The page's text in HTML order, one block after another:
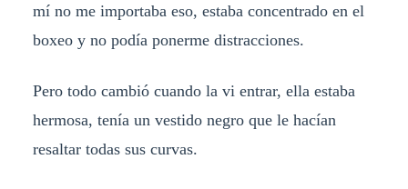
mí no me importaba eso, estaba concentrado en el
boxeo y no podía ponerme distracciones.
Pero todo cambió cuando la vi entrar, ella estaba
hermosa, tenía un vestido negro que le hacían
resaltar todas sus curvas.